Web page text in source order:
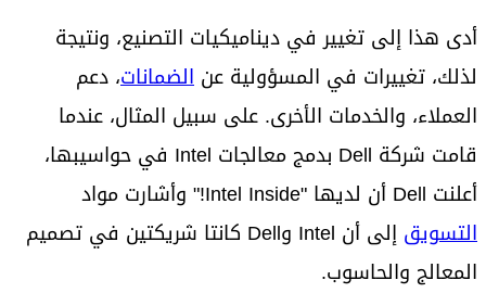
أدى هذا إلى تغيير في ديناميكيات التصنيع، ونتيجة
لذلك، تغييرات في المسؤولية عن الضمانات، دعم
العملاء، والخدمات الأخرى. على سبيل المثال، عندما
قامت شركة Dell بدمج معالجات Intel في حواسيبها،
أعلنت Dell أن لديها "Intel Inside!" وأشارت مواد
التسويق
إلى أن Intel وDell كانتا شريكتين في تصميم
المعالج والحاسوب.